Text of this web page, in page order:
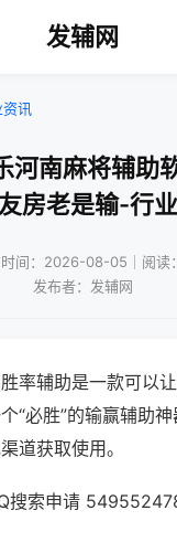
发辅网
讯
河南麻将辅助
房老是输-行
时间：2026-08-05｜阅读
发布者：发辅网
率辅助是一款可以
“必胜”的输赢辅助
道获取使用。
搜索申请